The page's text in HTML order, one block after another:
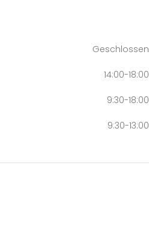
Geschlossen
14:00-18:00
9:30-18:00
9:30-13:00